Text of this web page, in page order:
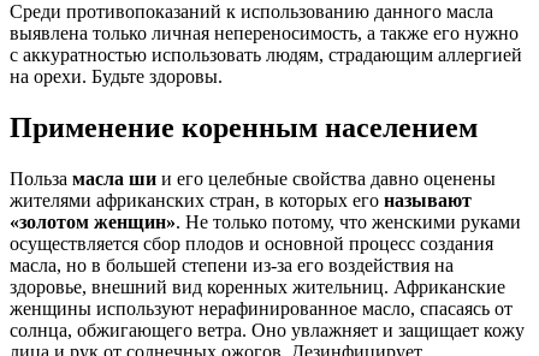
Среди противопоказаний к использованию данного масла
выявлена только личная непереносимость, а также его нужно
с аккуратностью использовать людям, страдающим аллергией
на орехи. Будьте здоровы.
Применение коренным населением
Польза масла ши и его целебные свойства давно оценены
жителями африканских стран, в которых его называют
«золотом женщин». Не только потому, что женскими руками
осуществляется сбор плодов и основной процесс создания
масла, но в большей степени из-за его воздействия на
здоровье, внешний вид коренных жительниц. Африканские
женщины используют нерафинированное масло, спасаясь от
солнца, обжигающего ветра. Оно увлажняет и защищает кожу
лица и рук от солнечных ожогов. Дезинфицирует,